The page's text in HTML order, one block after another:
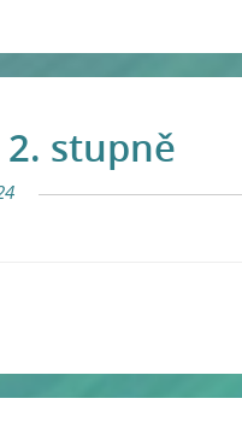
stupně